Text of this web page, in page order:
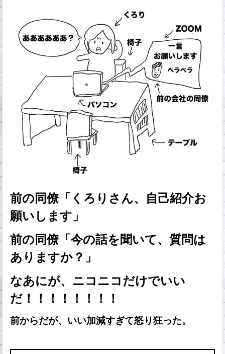
前の同僚「くろりさん、自己紹介お
願いします」
前の同僚「今の話を聞いて、質問は
ありますか？」
なあにが、ニコニコだけでいい
だ！！！！！！！！
前からだが、いい加減すぎて怒り狂った。